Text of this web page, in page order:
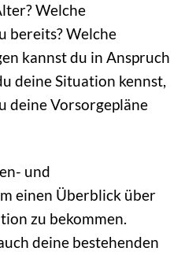
Welche
bereits? Welche
kannst du in Anspruch
deine Situation kennst,
deine Vorsorgepläne
und
einen Überblick über
zu bekommen.
deine bestehenden